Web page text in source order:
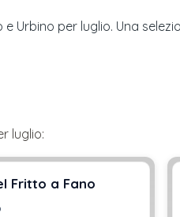
Urbino per luglio. Una
luglio:
Fritto a Fano